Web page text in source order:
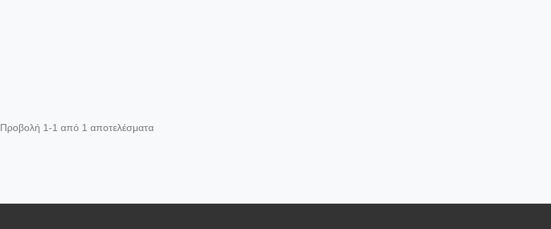
Προβολή 1-1 από 1 αποτελέσματα